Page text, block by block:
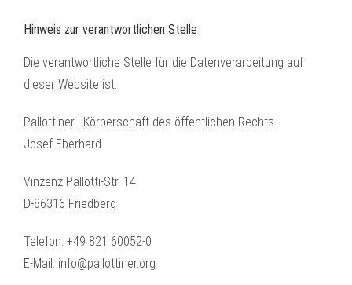
Hinweis zur verantwortlichen Stelle
Die verantwortliche Stelle für die Datenverarbeitung auf
dieser Website ist:
Pallottiner | Körperschaft des öffentlichen Rechts
Josef Eberhard
Vinzenz Pallotti-Str. 14
D-86316 Friedberg
Telefon: +49 821 60052-0
E-Mail: info@pallottiner.org